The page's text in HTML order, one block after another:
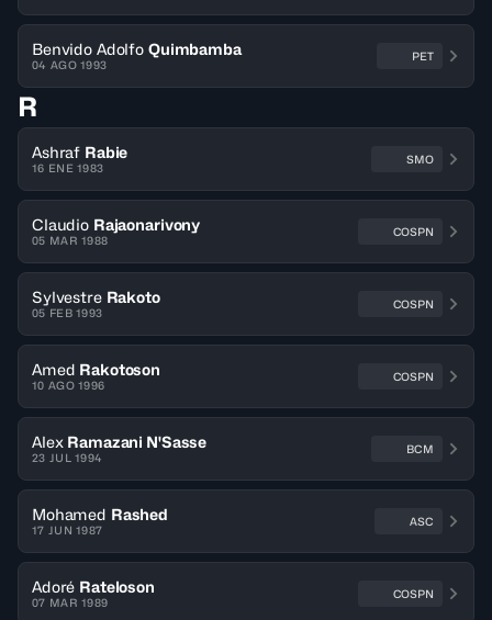
Benvido Adolfo Quimbamba
04 AGO 1993
PET
R
Ashraf Rabie
16 ENE 1983
SMO
Claudio Rajaonarivony
05 MAR 1988
COSPN
Sylvestre Rakoto
05 FEB 1993
COSPN
Amed Rakotoson
10 AGO 1996
COSPN
Alex Ramazani N'Sasse
23 JUL 1994
BCM
Mohamed Rashed
17 JUN 1987
ASC
Adoré Rateloson
07 MAR 1989
COSPN